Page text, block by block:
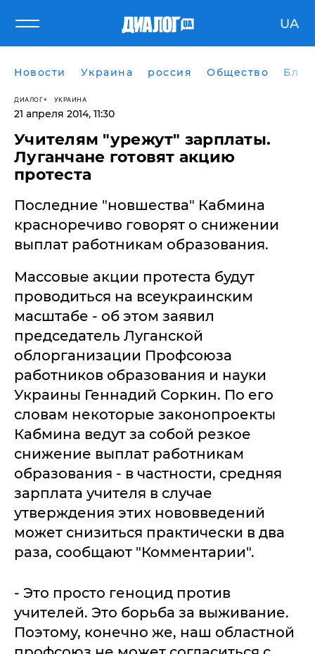
UA
Новости Украина россия Общество
ДИАЛОГ УКРАИНА
21 апреля 2014, 11:30
Учителям "урежут" зарплаты.
Луганчане готовят акцию
протеста
Последние "новшества" Кабмина
красноречиво говорят о снижении
выплат работникам образования.
Массовые акции протеста будут
проводиться на всеукраинским
масштабе - об этом заявил
председатель Луганской
облорганизации Профсоюза
работников образования и науки
Украины Геннадий Соркин. По его
словам некоторые законопроекты
Кабмина ведут за собой резкое
снижение выплат работникам
образования - в частности, средняя
зарплата учителя в случае
утверждения этих нововведений
может снизиться практически в два
раза, сообщают "Комментарии".
- Это просто геноцид против
учителей. Это борьба за выживание.
Поэтому, конечно же, наш областной